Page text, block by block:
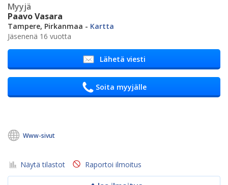
Myyjä
Paavo Vasara
Tampere, Pirkanmaa - Kartta
Jäsenenä 16 vuotta
Lähetä viesti
Soita myyjälle
Www-sivut
Näytä tilastot Raportoi ilmoitus